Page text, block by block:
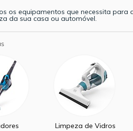
os equipamentos que necessita para
da sua casa ou automóvel.
Limpeza de Vidros